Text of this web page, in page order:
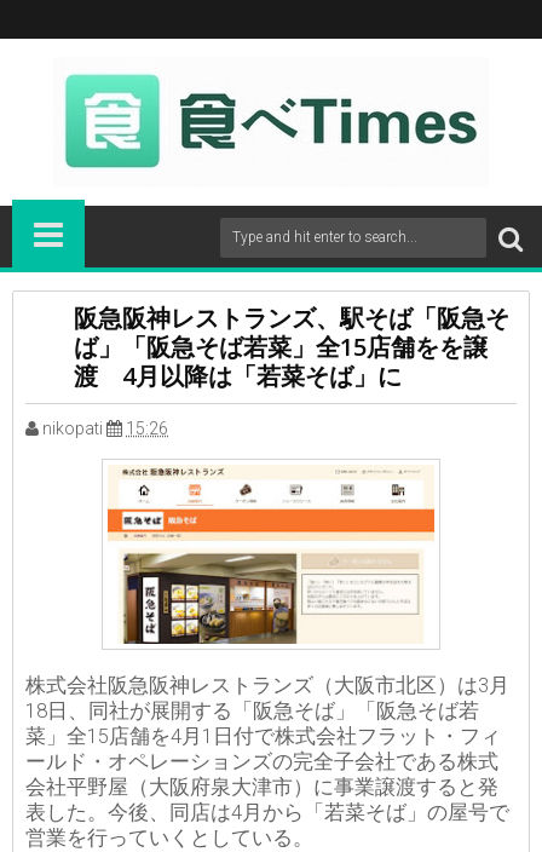
阪急阪神レストランズ、駅そば「阪急そ
ば」「阪急そば若菜」全15店舗をを譲
渡 4月以降は「若菜そば」に
nikopati 15:26
株式会社阪急阪神レストランズ（大阪市北区）は3月
18日、同社が展開する「阪急そば」「阪急そば若
菜」全15店舗を4月1日付で株式会社フラット・フィ
ールド・オペレーションズの完全子会社である株式
会社平野屋（大阪府泉大津市）に事業譲渡すると発
表した。今後、同店は4月から「若菜そば」の屋号で
営業を行っていくとしている。